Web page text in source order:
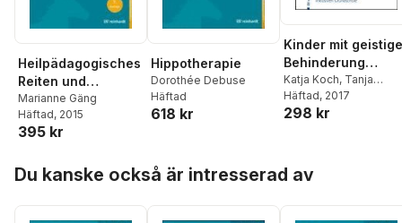
Heilpädagogisches
Reiten und
Voltigieren
Marianne Gäng
Häftad, 2015
395 kr
Hippotherapie
Dorothée Debuse
Häftad
618 kr
Kinder mit
Behinderung
unterrichten
Katja Koch, Tanja
Jungmann
Häftad, 2017
298 kr
Du kanske också är intresserad av